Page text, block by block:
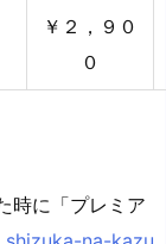
￥２，９０
０
時に「プレミア